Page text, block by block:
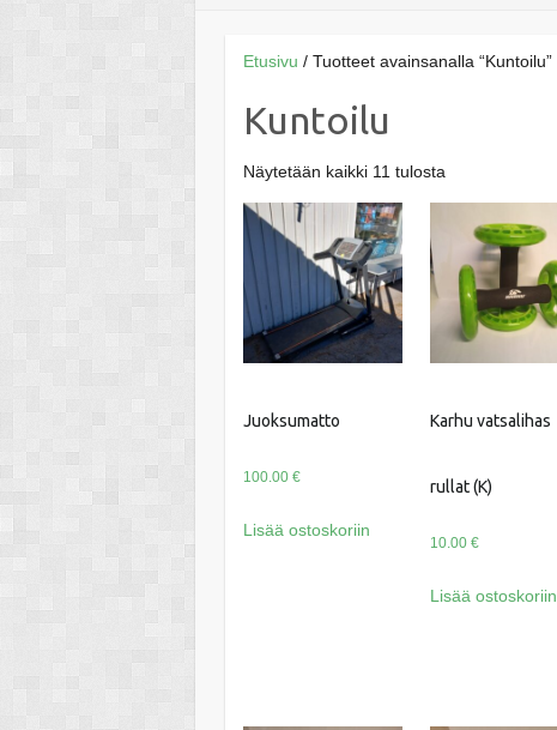
Etusivu / Tuotteet avainsanalla “Kuntoilu”
Kuntoilu
Näytetään kaikki 11 tulosta
Juoksumatto
100.00 €
Lisää ostoskoriin
Karhu vatsalihas
rullat (K)
10.00€
Lisää ostoskoriin